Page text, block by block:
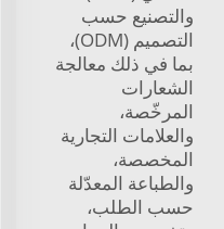
والتصنيع حسب
التصميم (ODM)،
بما في ذلك معالجة
الشعارات
المرخّصة،
والعلامات التجارية
المخصصة،
والطباعة المعدّلة
حسب الطلب،